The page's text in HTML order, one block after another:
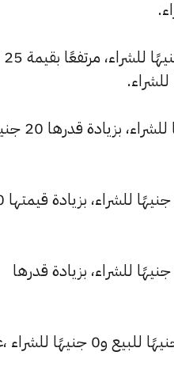
كما سجل سعر عيار 18 ارتفاعًا ليصل إلى 5865 جنيهًا للبيع و5810 جنيهًا للشراء، مرتفعًا بقيمة 25
كما شهد سعر عيار 14 ارتفاعًا
كما
وارتفع سعر الأونصة بالجنيه ليسجل 243140 جنيهًا للبيع و241010 جنيهًا للشراء، بزيادة قدرها
كما شهد سعر الأونصة بالدولار تراجعًا بقيمة 0 جنيهًا ليبلغ 4504.91 جنيهًا للبيع